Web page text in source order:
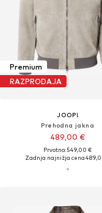
Premium
RAZPRODAJA
JOOP!
Prehodna jakna
489,00 €
Prvotno: 549,00 €
Zadnja najnižja cena